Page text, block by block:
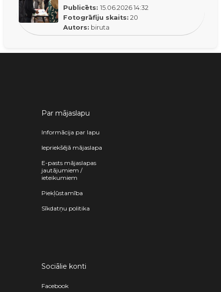
Publicēts: 15.06.2026 14:32
Fotogrāfiju skaits: 20
Autors: biruta
Par mājaslapu
Informācija par lapu
Iepriekšējā mājaslapa
E-pasts mājaslapas
jautājumiem /
ieteikumiem
Piekļūstamība
Sīkdatņu politika
Sociālie konti
Facebook